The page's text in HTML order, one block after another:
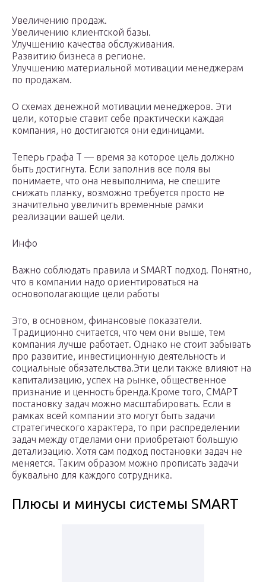
Увеличению продаж.
Увеличению клиентской базы.
Улучшению качества обслуживания.
Развитию бизнеса в регионе.
Улучшению материальной мотивации менеджерам
по продажам.
О схемах денежной мотивации менеджеров. Эти
цели, которые ставит себе практически каждая
компания, но достигаются они единицами.
Теперь графа Т — время за которое цель должно
быть достигнута. Если заполнив все поля вы
понимаете, что она невыполнима, не спешите
снижать планку, возможно требуется просто не
значительно увеличить временные рамки
реализации вашей цели.
Инфо
Важно соблюдать правила и SMART подход. Понятно,
что в компании надо ориентироваться на
основополагающие цели работы
Это, в основном, финансовые показатели.
Традиционно считается, что чем они выше, тем
компания лучше работает. Однако не стоит забывать
про развитие, инвестиционную деятельность и
социальные обязательства.Эти цели также влияют на
капитализацию, успех на рынке, общественное
признание и ценность бренда.Кроме того, СМАРТ
постановку задач можно масштабировать. Если в
рамках всей компании это могут быть задачи
стратегического характера, то при распределении
задач между отделами они приобретают большую
детализацию. Хотя сам подход постановки задач не
меняется. Таким образом можно прописать задачи
буквально для каждого сотрудника.
Плюсы и минусы системы SMART